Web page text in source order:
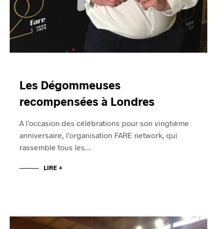
Les Dégommeuses
recompensées à Londres
A l’occasion des célébrations pour son vingtième
anniversaire, l’organisation FARE network, qui
rassemble tous les…
LIRE +